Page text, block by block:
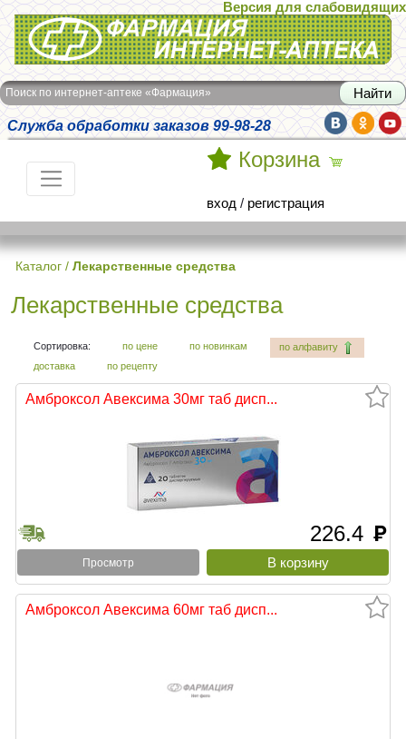
Интернет-аптека Фармация
Версия для слабовидящих
Поиск по интернет-аптеке «Фармация»
Служба обработки заказов 99-98-28
Корзина
вход / регистрация
Каталог / Лекарственные средства
Лекарственные средства
Сортировка: по цене по новинкам
по алфавиту
доставка
по рецепту
Амброксол Авексима 30мг таб дисп...
226.4 руб
Просмотр
Амброксол Авексима 60мг таб дисп...